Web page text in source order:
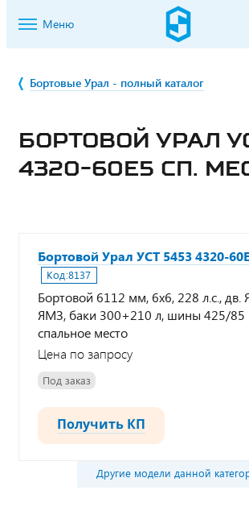
Меню
Бортовые Урал - полный каталог
БОРТОВОЙ УРАЛ
4320-60Е5 СП.
Бортовой Урал УСТ 5453 4320-
Код:8137
Бортовой 6112 мм, 6х6, 228 л.с.,
ЯМЗ, баки 300+210 л, шины 425/85
спальное место
Цена по запросу
Под заказ
Получить КП
Другие модели данной